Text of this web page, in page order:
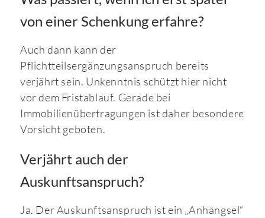
von einer Schenkung erfahre?
Auch dann kann der
Pflichtteilsergänzungsanspruch bereits
verjährt sein. Unkenntnis schützt hier nicht
vor dem Fristablauf. Gerade bei
Immobilienübertragungen ist daher besondere
Vorsicht geboten.
Verjährt auch der
Auskunftsanspruch?
Ja. Der Auskunftsanspruch ist ein „Anhängsel“